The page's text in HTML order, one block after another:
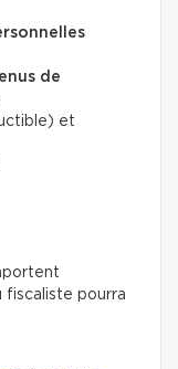
de
et
fiscaliste pourra